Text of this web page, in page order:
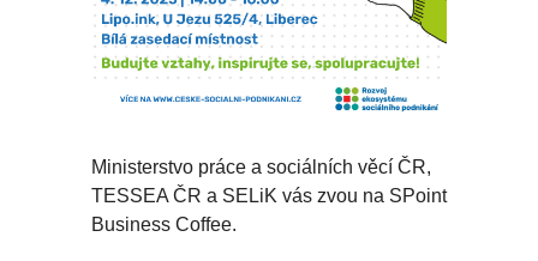
Ministerstvo práce a sociálních věcí ČR,
TESSEA ČR a SELiK vás zvou na SPoint
Business Coffee.